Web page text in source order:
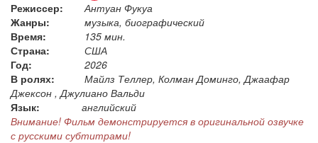
Режиссер:
Антуан Фукуа
Жанры:
музыка, биографический
Время:
135 мин.
Страна:
США
Год:
2026
В ролях:
Майлз Теллер, Колман Доминго, Джаафар
Джексон , Джулиано Вальди
Язык:
английский
Внимание! Фильм демонстрируется в оригинальной озвучке
с русскими субтитрами!